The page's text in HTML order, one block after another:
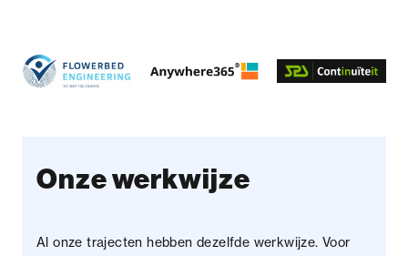
Onze werkwijze
Al onze trajecten hebben dezelfde werkwijze. Voor